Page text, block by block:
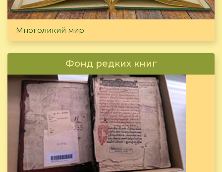
Многоликий мир
Фонд редких книг